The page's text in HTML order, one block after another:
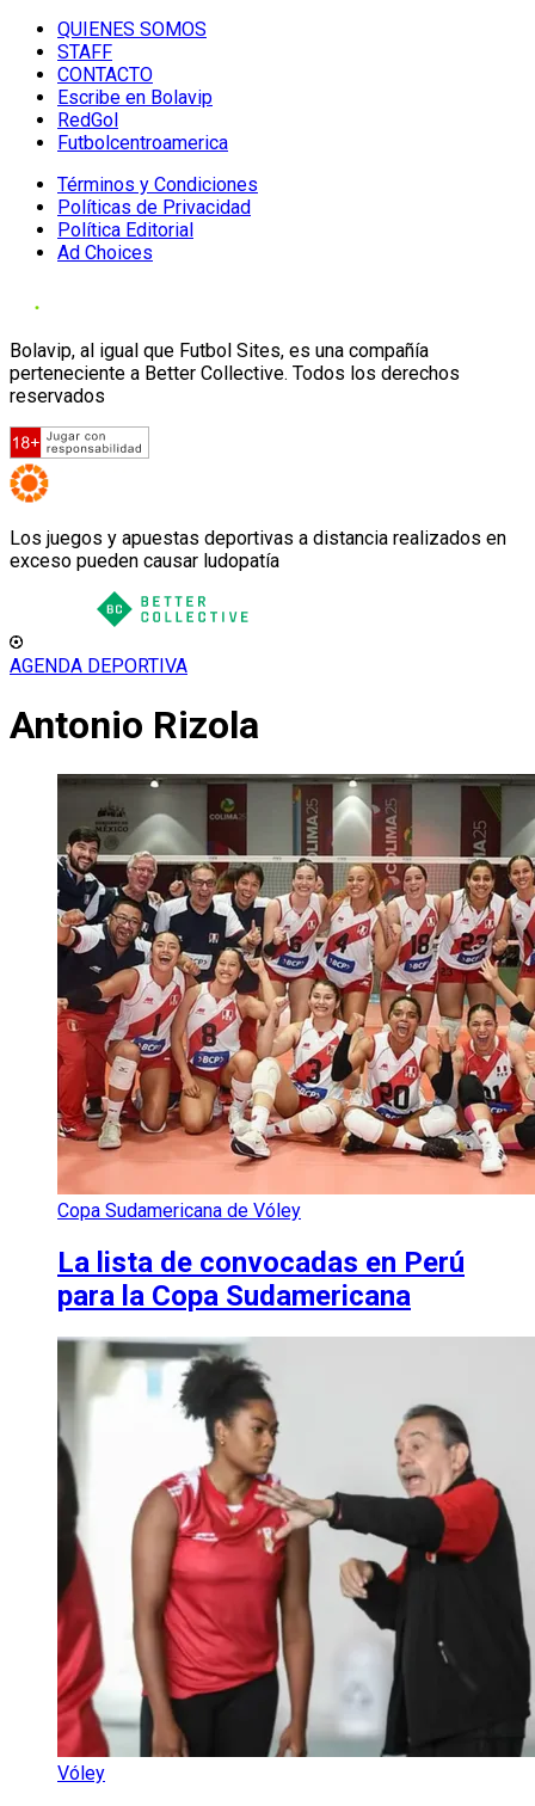
QUIENES SOMOS
STAFF
CONTACTO
Escribe en Bolavip
RedGol
Futbolcentroamerica
Términos y Condiciones
Políticas de Privacidad
Política Editorial
Ad Choices
Bolavip, al igual que Futbol Sites, es una compañía
perteneciente a Better Collective. Todos los derechos
reservados
Los juegos y apuestas deportivas a distancia realizados en
exceso pueden causar ludopatía
AGENDA DEPORTIVA
Antonio Rizola
Copa Sudamericana de Vóley
La lista de convocadas en Perú
para la Copa Sudamericana
Vóley